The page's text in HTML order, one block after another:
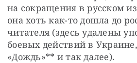
на сокращения в русском
она хоть как-то дошла до
читателя (здесь удалены
боевых действий в
«Дождь»** и так далее).